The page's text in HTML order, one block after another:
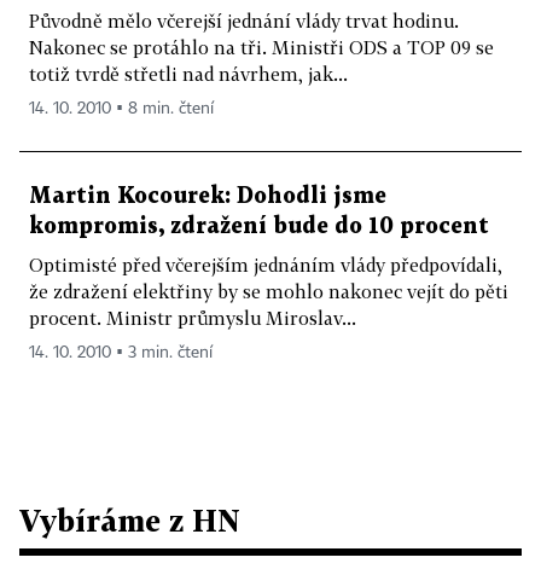
Původně mělo včerejší jednání vlády trvat hodinu.
Nakonec se protáhlo na tři. Ministři ODS a TOP 09 se
totiž tvrdě střetli nad návrhem, jak...
14. 10. 2010 ▪ 8 min. čtení
Martin Kocourek: Dohodli jsme
kompromis, zdražení bude do 10 procent
Optimisté před včerejším jednáním vlády předpovídali,
že zdražení elektřiny by se mohlo nakonec vejít do pěti
procent. Ministr průmyslu Miroslav...
14. 10. 2010 ▪ 3 min. čtení
Vybíráme z HN